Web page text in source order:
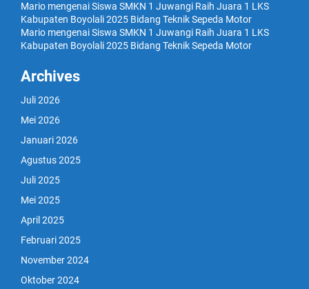
Mario mengenaiSiswa SMKN 1 Juwangi Raih Juara 1 LKS
Kabupaten Boyolali 2025 Bidang Teknik Sepeda Motor
Mario mengenaiSiswa SMKN 1 Juwangi Raih Juara 1 LKS
Kabupaten Boyolali 2025 Bidang Teknik Sepeda Motor
Archives
Juli 2026
Mei 2026
Januari 2026
Agustus 2025
Juli 2025
Mei 2025
April 2025
Februari 2025
November 2024
Oktober 2024